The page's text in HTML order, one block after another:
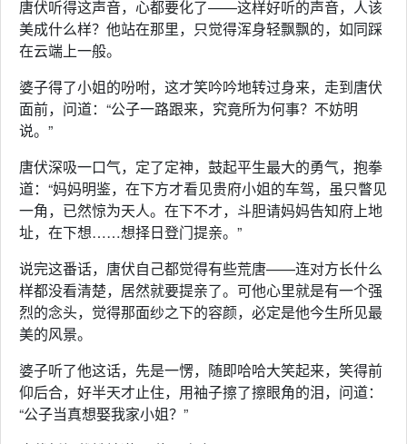
唐伏听得这声音，心都要化了——这样好听的声音，人该
美成什么样？他站在那里，只觉得浑身轻飘飘的，如同踩
在云端上一般。
婆子得了小姐的吩咐，这才笑吟吟地转过身来，走到唐伏
面前，问道：“公子一路跟来，究竟所为何事？不妨明
说。”
唐伏深吸一口气，定了定神，鼓起平生最大的勇气，抱拳
道：“妈妈明鉴，在下方才看见贵府小姐的车驾，虽只瞥见
一角，已然惊为天人。在下不才，斗胆请妈妈告知府上地
址，在下想……想择日登门提亲。”
说完这番话，唐伏自己都觉得有些荒唐——连对方长什么
样都没看清楚，居然就要提亲了。可他心里就是有一个强
烈的念头，觉得那面纱之下的容颜，必定是他今生所见最
美的风景。
婆子听了他这话，先是一愣，随即哈哈大笑起来，笑得前
仰后合，好半天才止住，用袖子擦了擦眼角的泪，问道：
“公子当真想娶我家小姐？”